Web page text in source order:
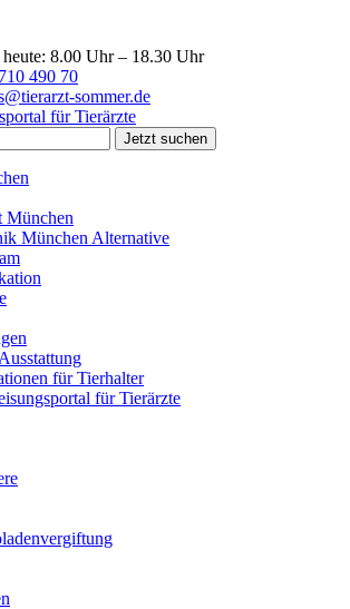
8.00 Uhr – 18.30 Uhr
490 70
sommer.de
für Tierärzte
München
München Alternative
für Tierhalter
für Tierärzte